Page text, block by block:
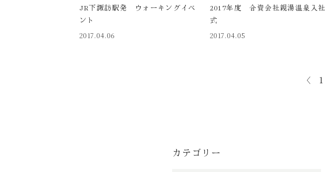
JR下諏訪駅発 ウォーキングイベ
ント
2017.04.06
2017年度 合資会社親湯温泉入社
式
2017.04.05
〈 1
カテゴリー